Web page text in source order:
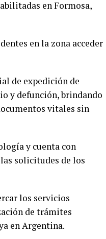
en Formosa,
en la zona acceder
de expedición de
y defunción, brindando
vitales sin
y cuenta con
solicitudes de los
los servicios
de trámites
en Argentina.